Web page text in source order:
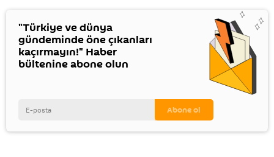
"Türkiye ve dünya
gündeminde öne çıkanları
kaçırmayın!" Haber
bültenine abone olun